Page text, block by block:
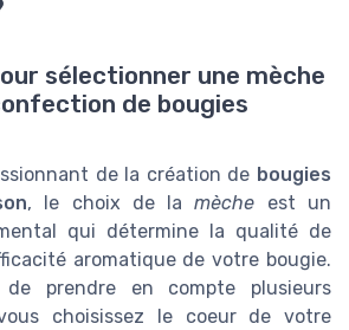
sélectionner une mèche
de bougies
de la création de bougies
, le choix de lamèche est un
qui détermine la qualité de
aromatique de votre bougie.
prendre en compte plusieurs
choisissez le coeur de votre